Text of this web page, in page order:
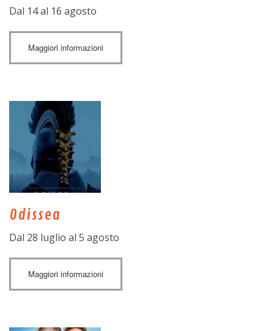
Dal 14 al 16 agosto
Maggiori informazioni
Odissea
Dal 28 luglio al 5 agosto
Maggiori informazioni